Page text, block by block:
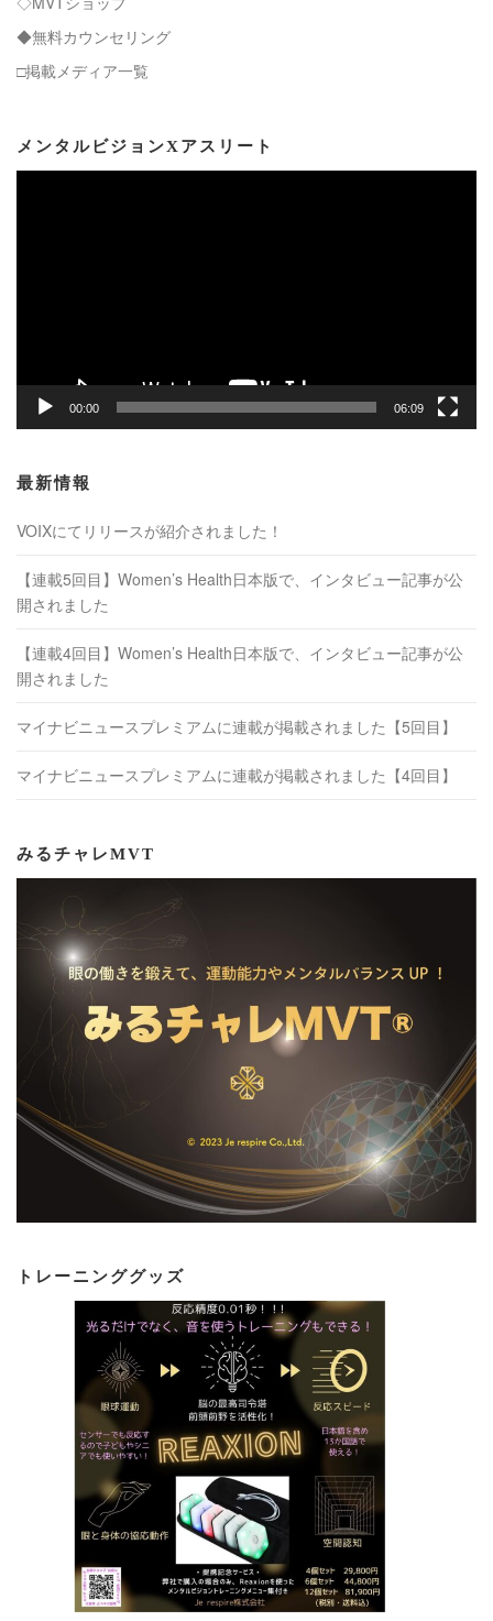
◆無料カウンセリング
□掲載メディア一覧
メンタルビジョンXアスリート
00:00 06:09
最新情報
VOIXにてリリースが紹介されました！
【連載5回目】Women’s Health日本版で、インタビュー記事が公
開されました
【連載4回目】Women’s Health日本版で、インタビュー記事が公
開されました
マイナビニュースプレミアムに連載が掲載されました【5回目】
マイナビニュースプレミアムに連載が掲載されました【4回目】
みるチャレMVT
トレーニンググッズ